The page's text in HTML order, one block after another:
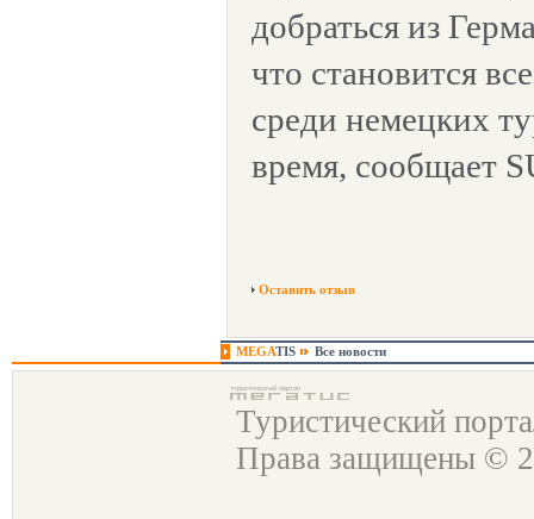
добраться из
что становится
среди немецких
время, сообщает
Оставить отзыв
MEGATIS Все новости
Туристический
Права защищены ©